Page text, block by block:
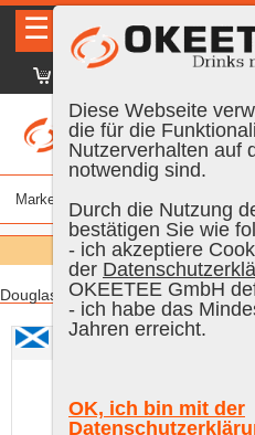
☰ DE EN | Anmelden
Marke % vol. Farbe
Suchen:
Douglas of Drumlanrig:
Douglas of Drumlanrig,
Diese Webseite
die für die
Nutzerverhalten auf
notwendig sind.
Durch die Nutzung
bestätigen Sie wie
- ich akzeptiere
der
OKEETEE GmbH
- ich habe das
Jahren erreicht.
OK, ich bin mit der